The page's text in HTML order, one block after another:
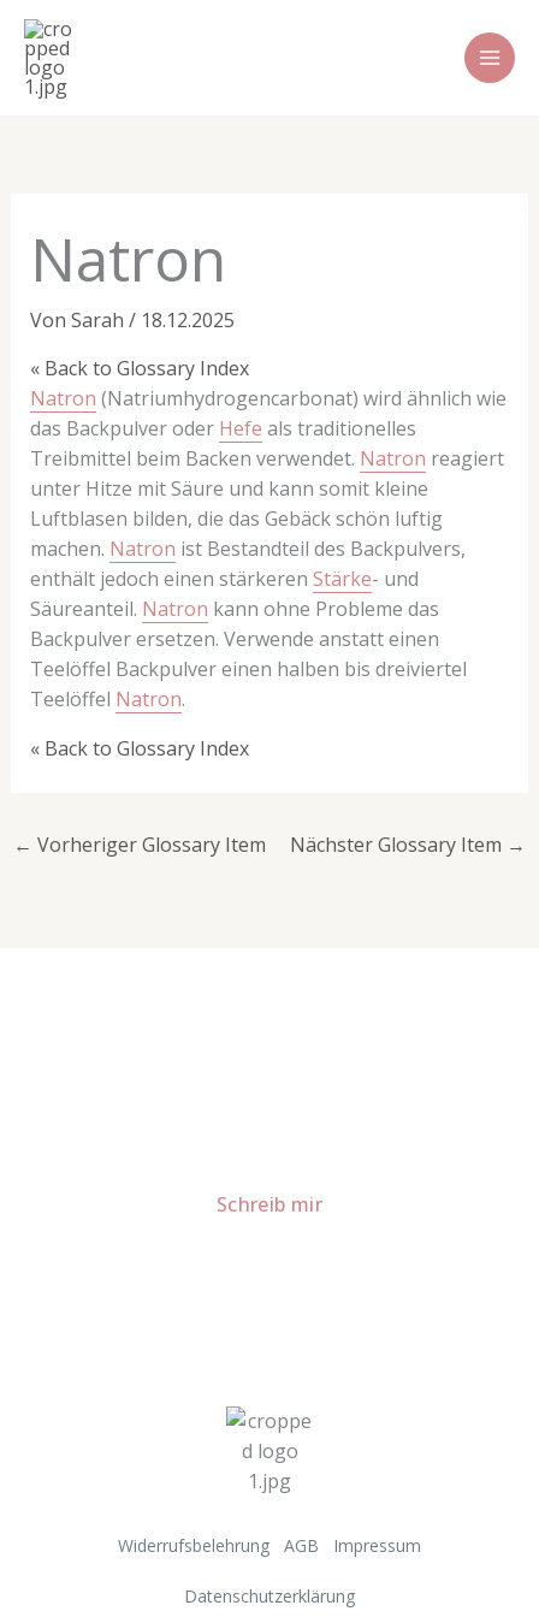
Zum
Inhalt
springen
Natron
Von Sarah / 18.12.2025
« Back to Glossary Index
Natron (Natriumhydrogencarbonat) wird ähnlich wie
das Backpulver oder Hefe als traditionelles
Treibmittel beim Backen verwendet. Natron reagiert
unter Hitze mit Säure und kann somit kleine
Luftblasen bilden, die das Gebäck schön luftig
machen. Natron ist Bestandteil des Backpulvers,
enthält jedoch einen stärkeren Stärke- und
Säureanteil. Natron kann ohne Probleme das
Backpulver ersetzen. Verwende anstatt einen
Teelöffel Backpulver einen halben bis dreiviertel
Teelöffel Natron.
« Back to Glossary Index
← Vorheriger Glossary Item Nächster Glossary Item →
Schreib mir
Widerrufsbelehrung AGB Impressum
Datenschutzerklärung